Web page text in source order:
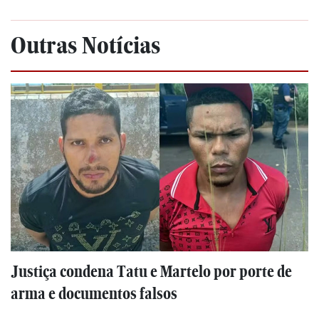
Outras Notícias
Justiça condena Tatu e Martelo por porte de
arma e documentos falsos